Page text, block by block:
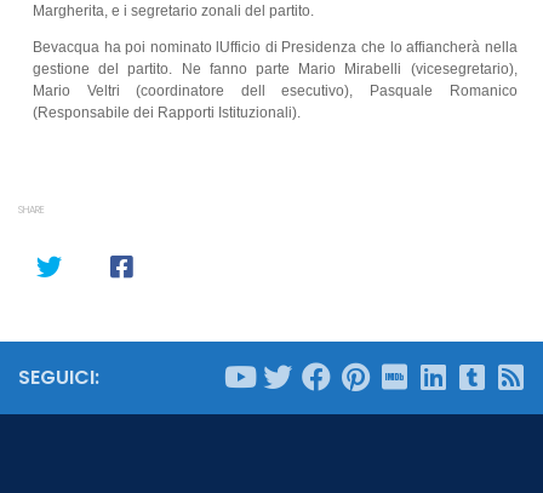
Margherita, e i segretario zonali del partito.
Bevacqua ha poi nominato lUfficio di Presidenza che lo affiancherà nella
gestione del partito. Ne fanno parte Mario Mirabelli (vicesegretario),
Mario Veltri (coordinatore dell esecutivo), Pasquale Romanico
(Responsabile dei Rapporti Istituzionali).
SHARE
SEGUICI: